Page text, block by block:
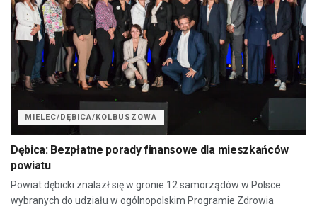
MIELEC/DĘBICA/KOLBUSZOWA
Dębica: Bezpłatne porady finansowe dla mieszkańców
powiatu
Powiat dębicki znalazł się w gronie 12 samorządów w Polsce
wybranych do udziału w ogólnopolskim Programie Zdrowia